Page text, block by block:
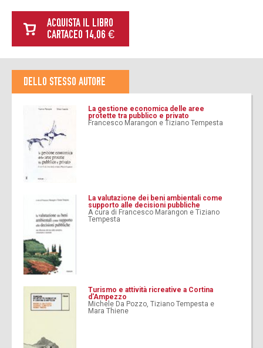
ACQUISTA IL LIBRO
CARTACEO 14,06 €
DELLO STESSO AUTORE
La gestione economica delle aree
protette tra pubblico e privato
Francesco Marangon e Tiziano Tempesta
La valutazione dei beni ambientali come
supporto alle decisioni pubbliche
A cura di Francesco Marangon e Tiziano
Tempesta
Turismo e attività ricreative a Cortina
d'Ampezzo
Michele Da Pozzo, Tiziano Tempesta e
Mara Thiene